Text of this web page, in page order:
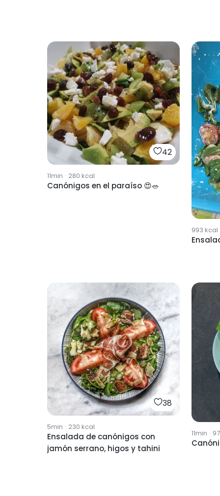
42
11min · 280 kcal
Canónigos en el paraíso 😍🥗
993 kcal
38
5min · 230 kcal
Ensalada de canónigos con
jamón serrano, higos y tahini
11min · 97